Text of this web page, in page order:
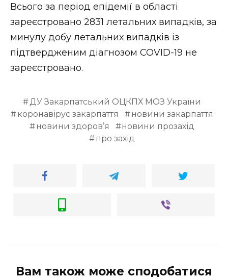
ВІДЕО
Всього за період епідемії в області
зареєстровано 2831 летальних випадків, за
минулу добу летальних випадків із
підтвердженим діагнозом COVID-19 не
зареєстровано.
ДУ Закарпатський ОЦКПХ МОЗ України
коронавірус закарпаття
новини закарпаття
новини здоров’я
новини прозахід
про захід
Вам також може сподобатися